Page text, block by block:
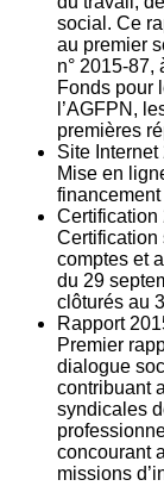
social. Ce
au premier
n° 2015-
Fonds pour
l’AGFPN,
premières
Site Internet
Mise en
financement
Certification
Certification
comptes et
du 29
clôturés au
Rapport
Premier
dialogue
contribuant
syndicales
concourant
missions